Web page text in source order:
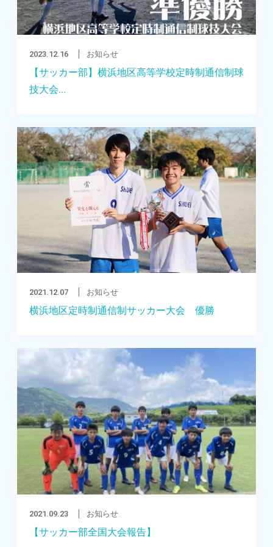
2023.12.16 お知らせ
【サッカー部】横浜地区高等学校定時制通信制球
技大会...
2021.12.07 お知らせ
横浜地区定時制通信制サッカー大会 優勝
2021.09.23 お知らせ
【サッカー部全国大会報告】